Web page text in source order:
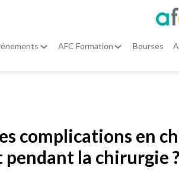
AFC Formation Bourses
complications en
la chirurgie ?